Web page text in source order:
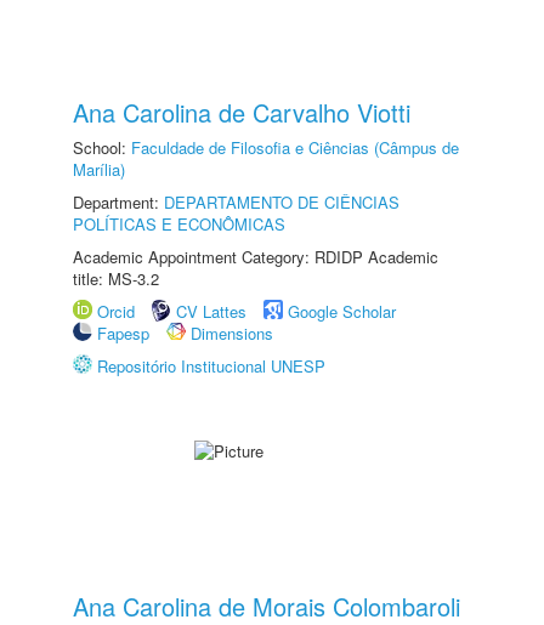
Ana Carolina de Carvalho Viotti
School: Faculdade de Filosofia e Ciências (Câmpus de
Marília)
Department: DEPARTAMENTO DE CIÊNCIAS
POLÍTICAS E ECONÔMICAS
Academic Appointment Category: RDIDP Academic
title: MS-3.2
Orcid
CV Lattes
Google Scholar
Fapesp
Dimensions
Repositório Institucional UNESP
Ana Carolina de Morais Colombaroli